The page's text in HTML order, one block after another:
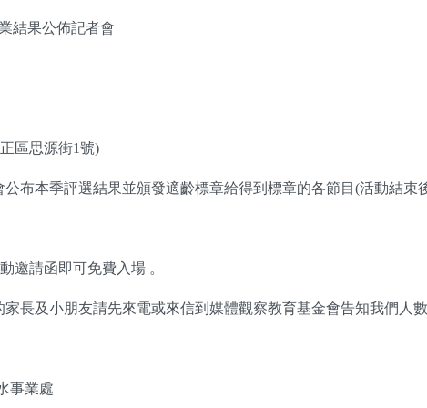
結果公佈記者會
區思源街1號)
布本季評選結果並頒發適齡標章給得到標章的各節目(活動結束
邀請函即可免費入場 。
長及小朋友請先來電或來信到媒體觀察教育基金會告知我們人數
事業處